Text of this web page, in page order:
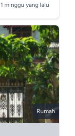
1 minggu yang lalu
Rumah